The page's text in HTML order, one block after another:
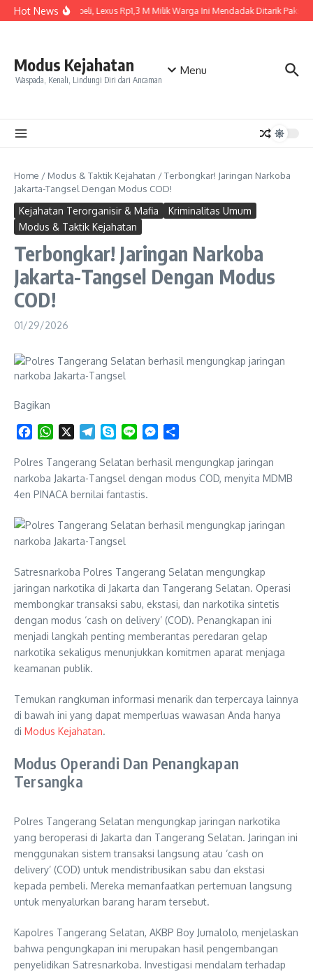
Skip to content
Hot NewsBaru Dibeli, Lexus Rp1,3 M Milik Warga Ini Mendadak Ditarik Paksa,
Modus Kejahatan
Waspada, Kenali, Lindungi Diri dari Ancaman
Menu
Home / Modus & Taktik Kejahatan /Terbongkar! Jaringan Narkoba
Jakarta-Tangsel Dengan Modus COD!
Kejahatan Terorganisir & Mafia
Kriminalitas Umum
Modus & Taktik Kejahatan
Terbongkar! Jaringan Narkoba
Jakarta-Tangsel Dengan Modus
COD!
01/29/2026
Bagikan
FacebookWhatsAppTelegramSkypeLine Messenger
Polres Tangerang Selatan berhasil mengungkap jaringan
narkoba Jakarta-Tangsel dengan modus COD, menyita MDMB
4en PINACA bernilai fantastis.
Satresnarkoba Polres Tangerang Selatan mengungkap
jaringan narkotika di Jakarta dan Tangerang Selatan. Operasi
membongkar transaksi sabu, ekstasi, dan narkotika sintetis
dengan modus ‘cash on delivery’ (COD). Penangkapan ini
menjadi langkah penting memberantas peredaran gelap
narkotika sekaligus menunjukkan komitmen aparat menjaga
keamanan publik.
Temukan rangkuman informasi menarik dan terpercaya lainnya
di bawah ini yang dapat memperluas wawasan Anda hanya
di Modus Kejahatan.
Modus Operandi Dan Penangkapan
Tersangka
Polres Tangerang Selatan mengungkap jaringan narkotika
yang beroperasi di Jakarta dan Tangerang Selatan. Jaringan ini
menggunakan sistem transaksi langsung atau ‘cash on
delivery’ (COD) untuk mendistribusikan sabu dan ekstasi
kepada pembeli. Mereka memanfaatkan pertemuan langsung
untuk menyalurkan barang haram tersebut.
Kapolres Tangerang Selatan, AKBP Boy Jumalolo, menjelaskan
bahwa pengungkapan ini merupakan hasil pengembangan
penyelidikan Satresnarkoba. Investigasi mendalam terhadap